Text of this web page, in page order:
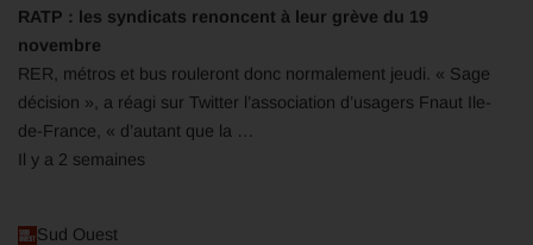
RATP : les syndicats renoncent à leur grève du 19
novembre
RER, métros et bus rouleront donc normalement jeudi. « Sage
décision », a réagi sur Twitter l’association d’usagers Fnaut Ile-
de-France, « d’autant que la …
Il y a 2 semaines
Sud Ouest